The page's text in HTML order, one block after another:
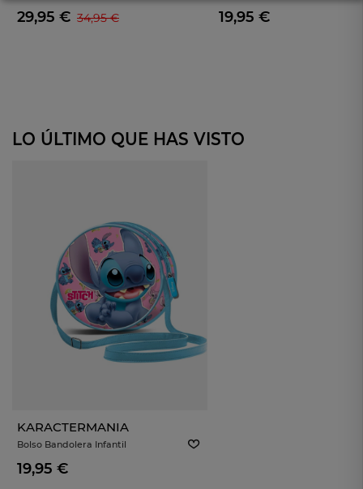
Leomil Moradas Ls001685
29,95 € 34,95 €
KARACTERMANIA 08329 Rosa
19,95 €
LO ÚLTIMO QUE HAS VISTO
KARACTERMANIA
Bolso Bandolera Infantil
KARACTERMANIA 09218 Lilo & Stitch
19,95 €